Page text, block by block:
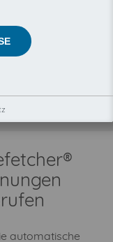
besteht keine
erfolgt
in Ihrem
automatische